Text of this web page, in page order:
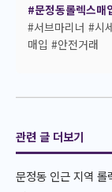
#문정동롤렉스매
#서브마리너 #시
매입 #안전거래
관련 글 더보기
문정동 인근 지역 롤